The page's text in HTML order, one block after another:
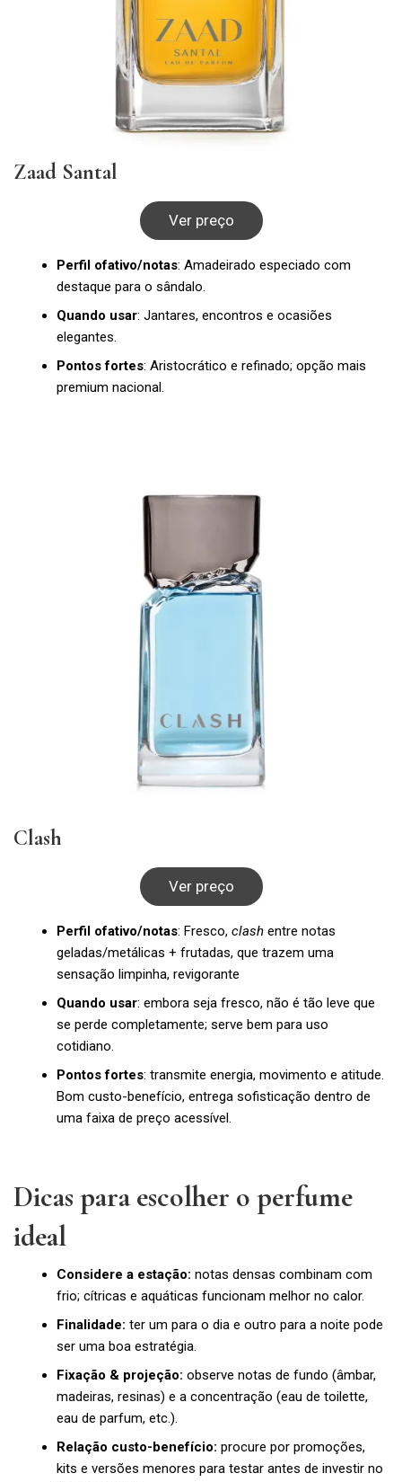
Zaad Santal
Ver preço
Perfil ofativo/notas: Amadeirado especiado com
destaque para o sândalo.
Quando usar: Jantares, encontros e ocasiões
elegantes.
Pontos fortes: Aristocrático e refinado; opção mais
premium nacional.
Clash
Ver preço
Perfil ofativo/notas: Fresco, clash entre notas
geladas/metálicas + frutadas, que trazem uma
sensação limpinha, revigorante
Quando usar: embora seja fresco, não é tão leve que
se perde completamente; serve bem para uso
cotidiano.
Pontos fortes: transmite energia, movimento e atitude.
Bom custo-benefício, entrega sofisticação dentro de
uma faixa de preço acessível.
Dicas para escolher o perfume
ideal
Considere a estação: notas densas combinam com
frio; cítricas e aquáticas funcionam melhor no calor.
Finalidade: ter um para o dia e outro para a noite pode
ser uma boa estratégia.
Fixação & projeção: observe notas de fundo (âmbar,
madeiras, resinas) e a concentração (eau de toilette,
eau de parfum, etc.).
Relação custo-benefício: procure por promoções,
kits e versões menores para testar antes de investir no